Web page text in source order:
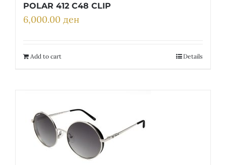
POLAR 412 C48 CLIP
6,000.00 ден
Add to cart Details